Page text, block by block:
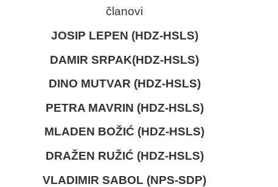
članovi
JOSIP LEPEN (HDZ-HSLS)
DAMIR SRPAK(HDZ-HSLS)
DINO MUTVAR (HDZ-HSLS)
PETRA MAVRIN (HDZ-HSLS)
MLADEN BOŽIĆ (HDZ-HSLS)
DRAŽEN RUŽIĆ (HDZ-HSLS)
VLADIMIR SABOL (NPS-SDP)